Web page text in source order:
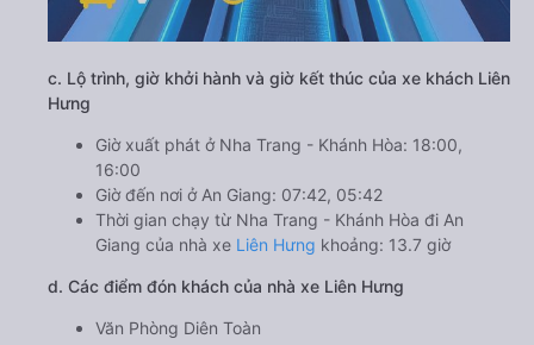
c. Lộ trình, giờ khởi hành và giờ kết thúc của xe khách Liên
Hưng
Giờ xuất phát ở Nha Trang - Khánh Hòa: 18:00,
16:00
Giờ đến nơi ở An Giang: 07:42, 05:42
Thời gian chạy từ Nha Trang - Khánh Hòa đi An
Giang của nhà xe Liên Hưng khoảng: 13.7 giờ
d. Các điểm đón khách của nhà xe Liên Hưng
Văn Phòng Diên Toàn